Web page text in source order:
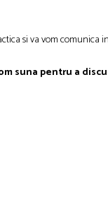
si va vom
suna pentru a